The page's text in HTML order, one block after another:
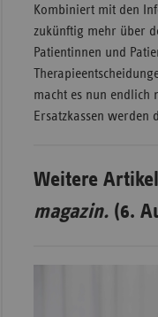
Kombiniert mit den
zukünftig mehr über
Patientinnen und
macht es nun endlich
Ersatzkassen werden
Weitere
magazin.(6.